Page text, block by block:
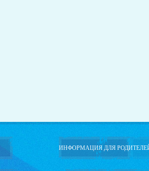
ИНФОРМАЦИЯ ДЛЯ